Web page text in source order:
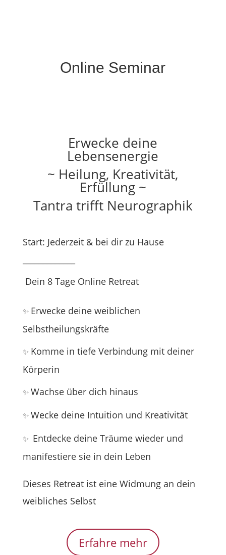
Online Seminar
Erwecke deine
Lebensenergie
~ Heilung, Kreativität,
Erfüllung ~
Tantra trifft Neurographik
Start: Jederzeit & bei dir zu Hause
Dein 8 Tage Online Retreat
✨ Erwecke deine weiblichen
Selbstheilungskräfte
✨ Komme in tiefe Verbindung mit deiner
Körperin
✨ Wachse über dich hinaus
✨ Wecke deine Intuition und Kreativität
✨ Entdecke deine Träume wieder und
manifestiere sie in dein Leben
Dieses Retreat ist eine Widmung an dein
weibliches Selbst
Erfahre mehr